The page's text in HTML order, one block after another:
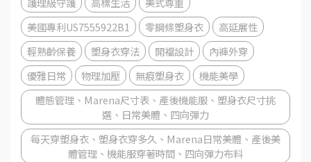
美國專利US7555922B1
零鋼條塑身衣
高延展性
輕熟齡保養
塑身衣穿法 開襠設計
內褲外穿
優雅日常
物理加壓 無痕塑身衣
機能美學
體態管理、Marena尺寸表、產後機能服、塑身衣尺寸挑
選、日常美體、四向彈力
每天穿塑身衣、塑身衣穿多久、Marena日常美體、產後美
體管理、機能服穿著時間、四向彈力布料